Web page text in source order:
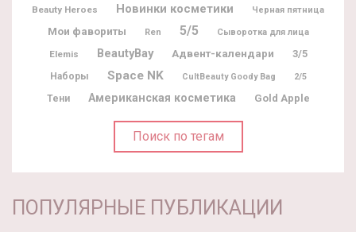
Beauty Heroes Новинки косметики Черная пятница
Мои фавориты Ren 5/5 Сыворотка для лица
Elemis BeautyBay Адвент-календари 3/5
Наборы Space NK CultBeauty Goody Bag 2/5
Тени Американская косметика Gold Apple
Поиск по тегам
ПОПУЛЯРНЫЕ ПУБЛИКАЦИИ